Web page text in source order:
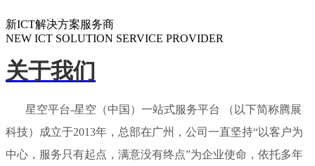
新ICT解决方案服务商
NEW ICT SOLUTION SERVICE PROVIDER
关于我们
星空平台-星空（中国）一站式服务平台 （以下简称腾展
科技）成立于2013年，总部在广州，公司一直坚持“以客户为
中心，服务只有起点，满意没有终点”为企业使命，依托多年